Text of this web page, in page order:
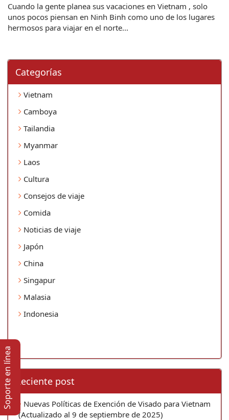
Cuando la gente planea sus vacaciones en Vietnam , solo
unos pocos piensan en Ninh Binh como uno de los lugares
hermosos para viajar en el norte...
Categorí­as
Vietnam
Camboya
Tailandia
Myanmar
Laos
Cultura
Consejos de viaje
Comida
Noticias de viaje
Japón
China
Singapur
Malasia
Indonesia
Reciente post
Nuevas Políticas de Exención de Visado para Vietnam
(Actualizado al 9 de septiembre de 2025)
Soporte en lí­nea